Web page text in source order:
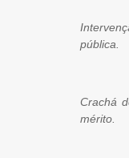
pública.
Crachá
mérito.